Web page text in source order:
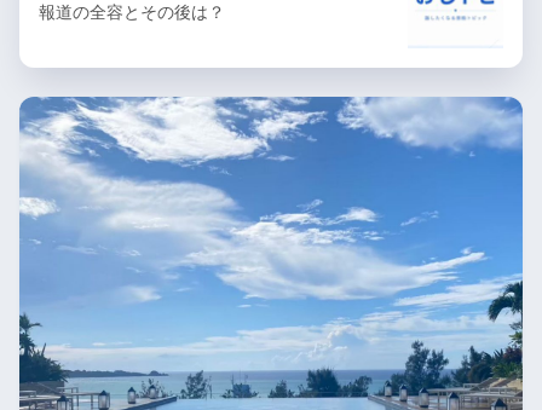
報道の全容とその後は？